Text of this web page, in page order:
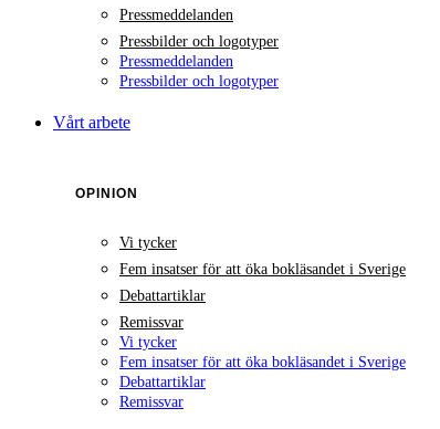
Pressmeddelanden
Pressbilder och logotyper
Pressmeddelanden
Pressbilder och logotyper
Vårt arbete
OPINION
Vi tycker
Fem insatser för att öka bokläsandet i Sverige
Debattartiklar
Remissvar
Vi tycker
Fem insatser för att öka bokläsandet i Sverige
Debattartiklar
Remissvar